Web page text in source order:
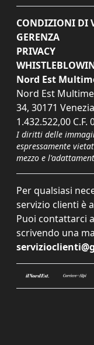
CONDIZIONI DI
GERENZA
PRIVACY
Nord Est
Nord Est
34, 30171
1.432.522,00 C.F.
I diritti delle
espressamente
mezzo e
Per qualsiasi
servizio clienti è
Puoi contattarci
scrivendo una